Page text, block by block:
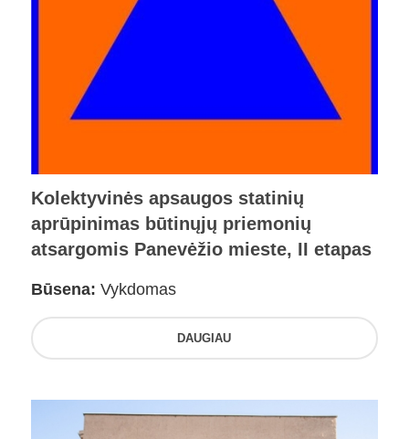
Kolektyvinės apsaugos statinių
aprūpinimas būtinųjų priemonių
atsargomis Panevėžio mieste, II etapas
Būsena: Vykdomas
DAUGIAU